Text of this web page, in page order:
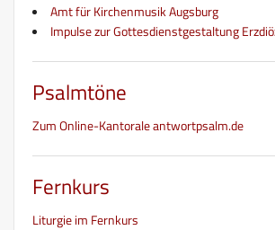
Amt für Kirchenmusik Augsburg
Impulse zur Gottesdienstgestaltung
Psalmtöne
Zum Online-Kantorale antwortpsalm.de
Fernkurs
Liturgie im Fernkurs